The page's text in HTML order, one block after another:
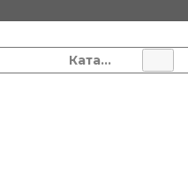
Каталог